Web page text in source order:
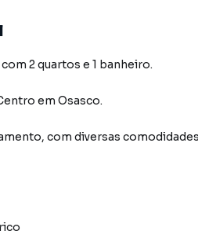
2 quartos e 1 banheiro.
em Osasco.
, com diversas